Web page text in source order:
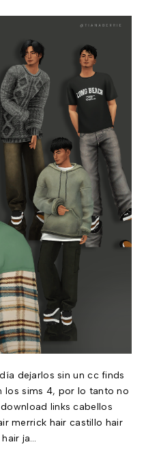
dejarlos sin un cc finds
los sims 4, por lo tanto no
download links cabellos
merrick hair castillo hair
ja…